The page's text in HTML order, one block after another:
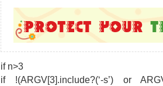
if n>3
if !(ARGV[3].include?(‘-s’) or